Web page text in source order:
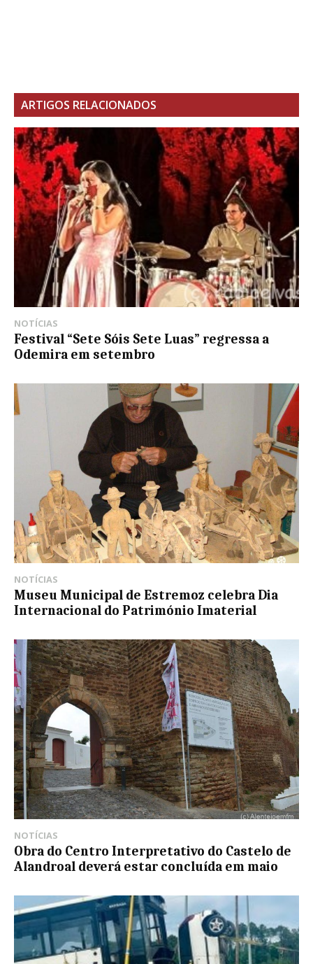
ARTIGOS RELACIONADOS
NOTÍCIAS
Festival “Sete Sóis Sete Luas” regressa a
Odemira em setembro
NOTÍCIAS
Museu Municipal de Estremoz celebra Dia
Internacional do Património Imaterial
NOTÍCIAS
Obra do Centro Interpretativo do Castelo de
Alandroal deverá estar concluída em maio